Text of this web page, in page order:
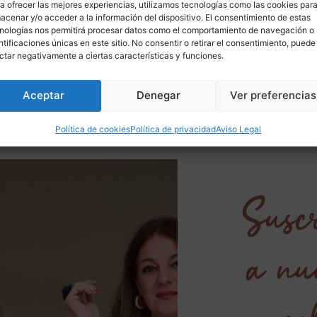
ofrecer las mejores experiencias, utilizamos tecnologías como las cookies para
y/o acceder a la información del dispositivo. El consentimiento de estas
nos permitirá procesar datos como el comportamiento de navegación o
únicas en este sitio. No consentir o retirar el consentimiento, puede
negativamente a ciertas características y funciones.
Aceptar Denegar Ver preferencias
Política de cookiesPolítica de privacidadAviso Legal
para
,
intercambiables Nova
metal KnitPro
Agujas Punto/Calceta,
Accesorios para Tejer
, Outlet
KnitPro
a